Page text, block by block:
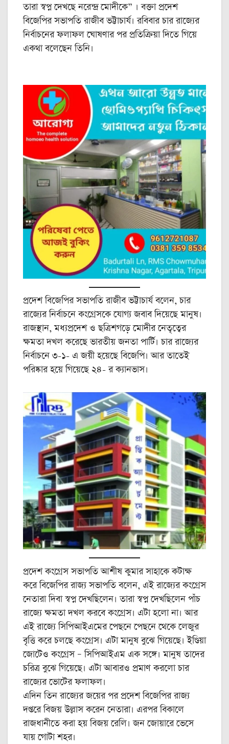
তারা স্বপ্ন দেখছে নরেন্দ্র মোদীকে” । বক্তা প্রদেশ
বিজেপির সভাপতি রাজীব ভট্টাচার্য। রবিবার চার রাজ্যের
নির্বাচনের ফলাফল ঘোষণার পর প্রতিক্রিয়া দিতে গিয়ে
একথা বলেছেন তিনি।
প্রদেশ বিজেপির সভাপতি রাজীব ভট্টাচার্য বলেন, চার
রাজ্যের নির্বাচনে কংগ্রেসকে যোগ্য জবাব দিয়েছে মানুষ।
রাজস্থান, মধ্যপ্রদেশ ও ছত্রিশগড়ে মোদীর নেতৃত্বের
ক্ষমতা দখল করেছে ভারতীয় জনতা পার্টি। চার রাজ্যের
নির্বাচনে ৩-১- এ জয়ী হয়েছে বিজেপি। আর তাতেই
পরিষ্কার হয়ে গিয়েছে ২৪- র ক্যানভাস।
প্রদেশ কংগ্রেস সভাপতি আশীষ কুমার সাহাকে কটাক্ষ
করে বিজেপির রাজ্য সভাপতি বলেন, এই রাজ্যের কংগ্রেস
নেতারা দিবা স্বপ্ন দেখছিলেন। তারা স্বপ্ন দেখছিলেন পাঁচ
রাজ্যে ক্ষমতা দখল করবে কংগ্রেস। এটা হলো না। আর
এই রাজ্যে সিপিআইএমের পেছনে পেছনে থেকে লেজুর
বৃত্তি করে চলছে কংগ্রেস। এটা মানুষ বুঝে গিয়েছে। ইণ্ডিয়া
জোটেও কংগ্রেস – সিপিআইএম এক সঙ্গে। মানুষ তাদের
চরিত্র বুঝে গিয়েছে। এটা আবারও প্রমাণ করলো চার
রাজ্যের ভোটের ফলাফল।
এদিন তিন রাজ্যের জয়ের পর প্রদেশ বিজেপির রাজ্য
দপ্তরে বিজয় উল্লাস করেন নেতারা। এরপর বিকালে
রাজধানীতে করা হয় বিজয় রেলি। জন জোয়ারে ভেসে
যায় গোটা শহর।